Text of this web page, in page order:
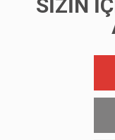
SIZIN